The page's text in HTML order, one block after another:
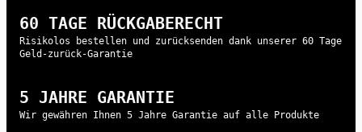
60 TAGE RÜCKGABERECHT
Risikolos bestellen und zurücksenden dank unserer 60 Tage
Geld-zurück-Garantie
5 JAHRE GARANTIE
Wir gewähren Ihnen 5 Jahre Garantie auf alle Produkte